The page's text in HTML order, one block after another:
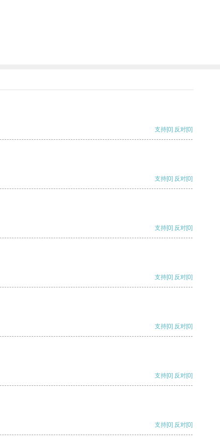
支持[0] 反对[0]
支持[0] 反对[0]
支持[0] 反对[0]
支持[0] 反对[0]
支持[0] 反对[0]
支持[0] 反对[0]
支持[0] 反对[0]